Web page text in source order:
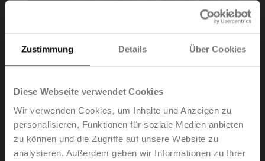
Zustimmung Details Über Cookies
Diese Webseite verwendet Cookies
Wir verwenden Cookies, um Inhalte und Anzeigen zu
personalisieren, Funktionen für soziale Medien anbieten
zu können und die Zugriffe auf unsere Website zu
analysieren. Außerdem geben wir Informationen zu Ihrer
ZG-VRU01